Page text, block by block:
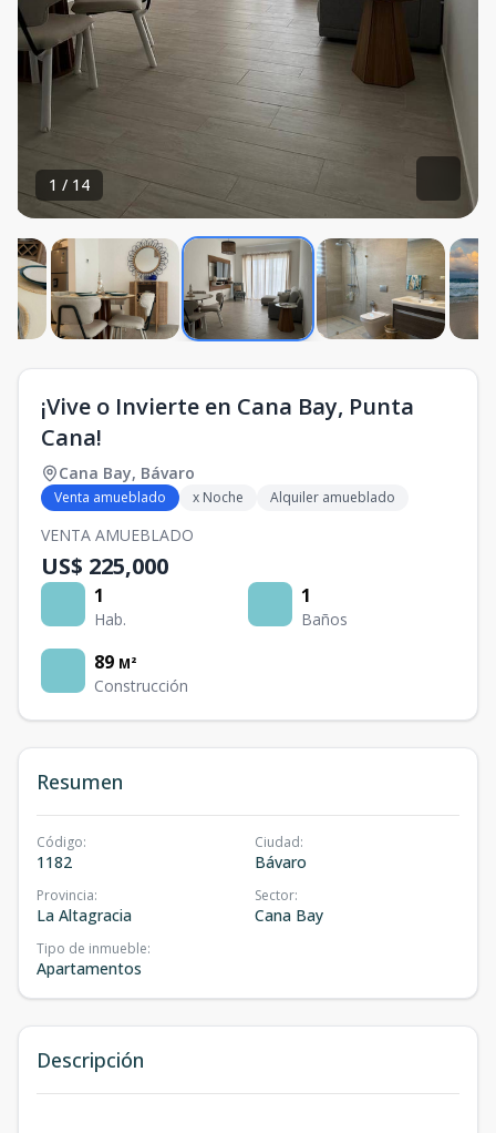
1 / 14
¡Vive o Invierte en Cana Bay, Punta
Cana!
Cana Bay, Bávaro
Venta amueblado x Noche Alquiler amueblado
VENTA AMUEBLADO
US$ 225,000
1
Hab.
1
Baños
89 M²
Construcción
Resumen
Código:
1182
Ciudad:
Bávaro
Provincia:
La Altagracia
Sector:
Cana Bay
Tipo de inmueble:
Apartamentos
Descripción